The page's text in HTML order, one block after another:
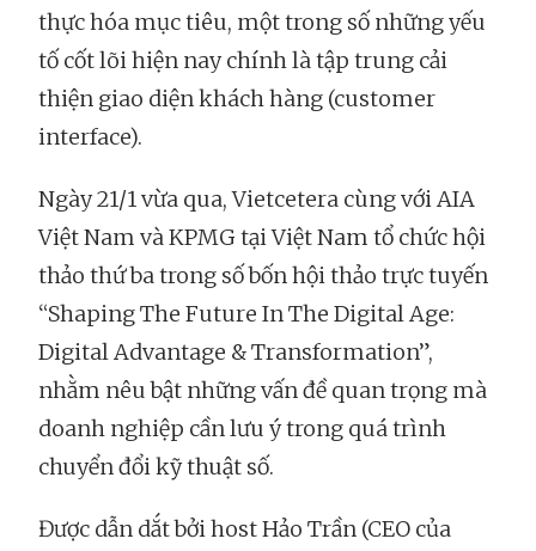
thực hóa mục tiêu, một trong số những yếu
tố cốt lõi hiện nay chính là tập trung cải
thiện giao diện khách hàng (customer
interface).
Ngày 21/1 vừa qua, Vietcetera cùng với AIA
Việt Nam và KPMG tại Việt Nam tổ chức hội
thảo thứ ba trong số bốn hội thảo trực tuyến
“Shaping The Future In The Digital Age:
Digital Advantage & Transformation”,
nhằm nêu bật những vấn đề quan trọng mà
doanh nghiệp cần lưu ý trong quá trình
chuyển đổi kỹ thuật số.
Được dẫn dắt bởi host Hảo Trần (CEO của